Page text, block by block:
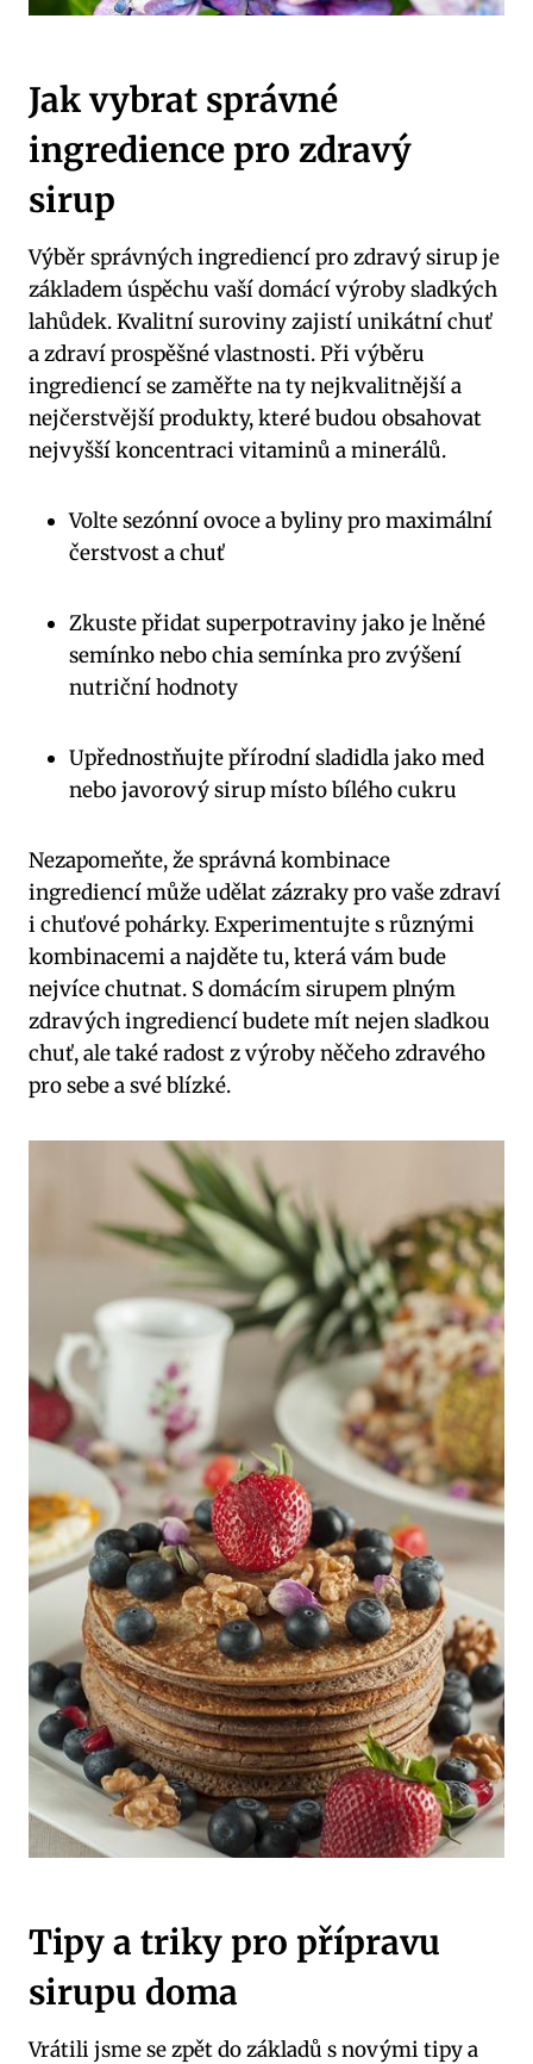
Jak vybrat správné
ingredience pro zdravý
sirup
Výběr správných ingrediencí pro zdravý sirup je
základem úspěchu vaší domácí výroby sladkých
lahůdek. Kvalitní suroviny zajistí unikátní chuť
a zdraví prospěšné vlastnosti. Při výběru
ingrediencí se zaměřte na ty nejkvalitnější a
nejčerstvější produkty, které budou obsahovat
nejvyšší koncentraci vitaminů a minerálů.
Volte sezónní ovoce a byliny pro maximální
čerstvost a chuť
Zkuste přidat superpotraviny jako je lněné
semínko nebo chia semínka pro zvýšení
nutriční hodnoty
Upřednostňujte přírodní sladidla jako med
nebo javorový sirup místo bílého cukru
Nezapomeňte, že správná kombinace
ingrediencí může udělat zázraky pro vaše zdraví
i chuťové pohárky. Experimentujte s různými
kombinacemi a najděte tu, která vám bude
nejvíce chutnat. S domácím sirupem plným
zdravých ingrediencí budete mít nejen sladkou
chuť, ale také radost z výroby něčeho zdravého
pro sebe a své blízké.
Tipy a triky pro přípravu
sirupu doma
Vrátili jsme se zpět do základů s novými tipy a